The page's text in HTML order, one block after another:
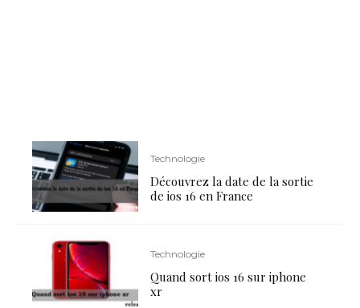
Technologie
Découvrez la date de la sortie
de ios 16 en France
Technologie
Quand sort ios 16 sur iphone
xr